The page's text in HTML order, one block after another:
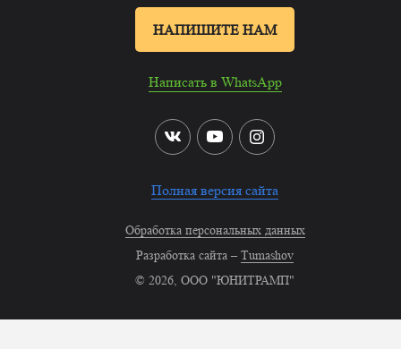
НАПИШИТЕ НАМ
Написать в WhatsApp
Полная версия сайта
Обработка персональных данных
Разработка сайта – Tumashov
© 2026, ООО "ЮНИТРАМП"